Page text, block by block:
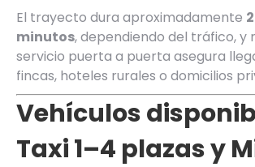
El trayecto dura aproximadamente
minutos, dependiendo del tráfico, y
servicio puerta a puerta asegura
fincas, hoteles rurales o domicilios
Vehículos
Taxi 1–4 plazas y